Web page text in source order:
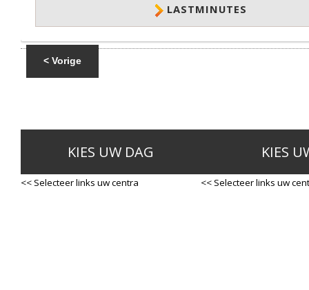
LASTMINUTES
< Vorige
KIES UW DAG
<< Selecteer links uw centra
KIES
<< Selecteer links uw